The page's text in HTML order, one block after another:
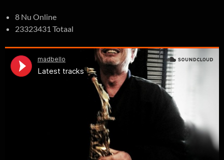
8 Nu Online
23323431 Totaal